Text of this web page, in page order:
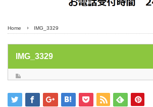
Home IMG_3329
IMG_3329